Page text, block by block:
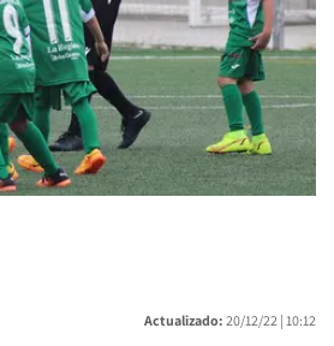
Actualizado: 20/12/22 | 10:12